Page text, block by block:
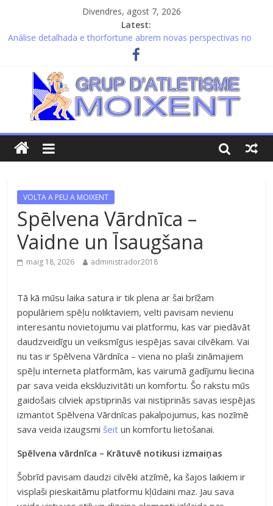
Divendres, agost 7, 2026
Latest:
Análise detalhada e thorfortune abrem novas perspectivas no
Προηγμένες στρατηγικές μάρκετινγκ και η πλατφόρμα spin-
lander.com.gr για άμεσα αποτελέσματα
Garantierte Unterhaltung und hohe Gewinne mit https://nv-
casino1.at für erfahrene Spieler
Audacieuse sélection de jeux et playjonny casino pour une
expérience immersive unique
Potencial financeiro para investidores com thorfortune e
estratégias seguras
VOLTA A PEU A MOIXENT
Spēlvena Vārdnīca –
Vaidne un Īsaugšana
maig 18, 2026 administrador2018
Tā kā mūsu laika satura ir tik plena ar šai brīžam
populāriem spēļu noliktaviem, velti pavisam nevienu
interesantu novietojumu vai platformu, kas var piedāvāt
daudzveidīgu un veiksmīgus iespējas savai cilvēkam. Vai
nu tas ir Spēlvena Vārdnīca – viena no plaši zināmajiem
spēļu interneta platformām, kas vairumā gadījumu liecina
par sava veida ekskluzivitāti un komfortu. Šo rakstu mūs
gaidošais cilviek apstiprinās vai nistiprinās savas iespējas
izmantot Spēlvena Vārdnīcas pakalpojumus, kas nozīmē
sava veida izaugsmišeit un komfortu lietošanai.
Spēlvena vārdnīca – Krātuvē notikusi izmaiņas
Šobrīd pavisam daudzi cilvēki atzīmē, ka šajos laikiem ir
visplaši pieskaitāmu platformu kļūdaini maz. Jau sava